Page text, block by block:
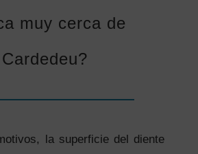
muy cerca de
Cardedeu?
la superficie del diente